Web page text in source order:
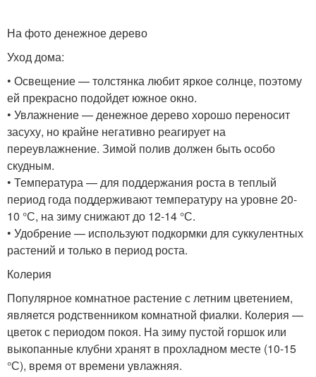
На фото денежное дерево
Уход дома:
• Освещение — толстянка любит яркое солнце, поэтому
ей прекрасно подойдет южное окно.
• Увлажнение — денежное дерево хорошо переносит
засуху, но крайне негативно реагирует на
переувлажнение. Зимой полив должен быть особо
скудным.
• Температура — для поддержания роста в теплый
период года поддерживают температуру на уровне 20-
10 °С, на зиму снижают до 12-14 °С.
• Удобрение — используют подкормки для суккулентных
растений и только в период роста.
Колерия
Популярное комнатное растение с летним цветением,
является родственником комнатной фиалки. Колерия —
цветок с периодом покоя. На зиму пустой горшок или
выкопанные клубни хранят в прохладном месте (10-15
°С), время от времени увлажняя.